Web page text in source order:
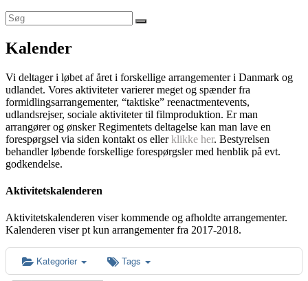
Kalender
Vi deltager i løbet af året i forskellige arrangementer i Danmark og
udlandet. Vores aktiviteter varierer meget og spænder fra
formidlingsarrangementer, “taktiske” reenactmentevents,
udlandsrejser, sociale aktiviteter til filmproduktion. Er man
arrangører og ønsker Regimentets deltagelse kan man lave en
forespørgsel via siden kontakt os ellerklikke her. Bestyrelsen
behandler løbende forskellige forespørgsler med henblik på evt.
godkendelse.
Aktivitetskalenderen
Aktivitetskalenderen viser kommende og afholdte arrangementer.
Kalenderen viser pt kun arrangementer fra 2017-2018.
Kategorier Tags